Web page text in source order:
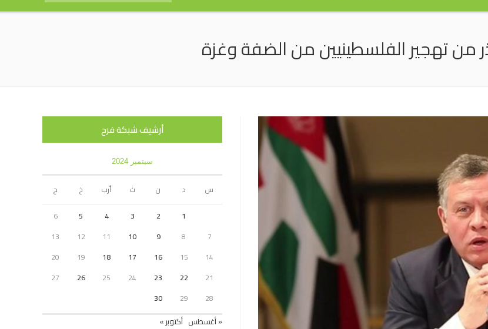
من تهجير الفلسطينيين من الضفة وغزة
أرشيف شبكة فرح
سبتمبر 2024
س د ن ث أرب خ
ج
1
2
3
4
5
6
7
8
9
10
11
12
13
14
15
16
17
18
19
20
21
22
23
24
25
26
27
28
29
30
« أغسطس أكتوبر »